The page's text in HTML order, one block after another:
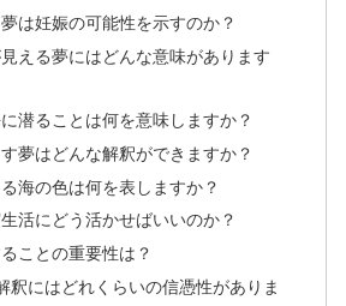
は妊娠の可能性を示すのか？
える夢にはどんな意味があります
潜ることは何を意味しますか？
夢はどんな解釈ができますか？
海の色は何を表しますか？
活にどう活かせばいいのか？
ことの重要性は？
釈にはどれくらいの信憑性がありま